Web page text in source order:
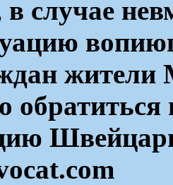
случае
жители